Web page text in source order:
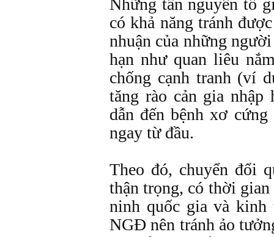
Những tân nguyên tố
có khả năng tránh
nhuận của những
hạn như quan liêu
chống cạnh tranh (ví
tăng rào cản gia nhập
dẫn đến bệnh xơ
ngay từ đầu.
Theo đó, chuyển đổi
thận trọng, có thời
ninh quốc gia và kinh
NGĐ nên tránh ảo